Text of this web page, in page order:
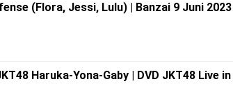
(Flora, Jessi, Lulu) | Banzai 9 Juni 2023
Haruka-Yona-Gaby | DVD JKT48 Live